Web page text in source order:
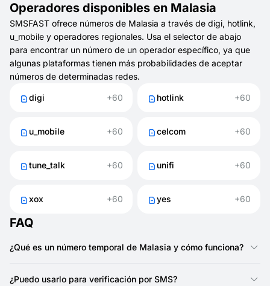
Operadores disponibles en Malasia
SMSFAST ofrece números de Malasia a través de digi, hotlink,
u_mobile y operadores regionales. Usa el selector de abajo
para encontrar un número de un operador específico, ya que
algunas plataformas tienen más probabilidades de aceptar
números de determinadas redes.
digi +60 hotlink +60
u_mobile +60 celcom +60
tune_talk +60 unifi +60
xox +60 yes +60
FAQ
¿Qué es un número temporal de Malasia y cómo funciona?
de corta duración que puedes obtener mediante SMSFAST. Te
¿Puedo usarlo para verificación por SMS?